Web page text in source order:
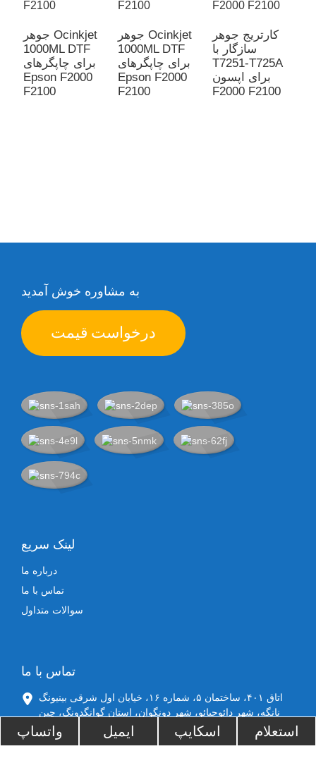
جوهر Ocinkjet
1000ML DTF
برای چاپگرهای
Epson F2000
F2100
جوهر Ocinkjet
1000ML DTF
برای چاپگرهای
Epson F2000
F2100
کارتریج جوهر
سازگار با
T7251-T725A
برای اپسون
F2000 F2100
به مشاوره خوش آمدید
درخواست قیمت
لینک سریع
درباره ما
تماس با ما
سوالات متداول
تماس با ما
اتاق ۴۰۱، ساختمان ۵، شماره ۱۶، خیابان اول شرقی بینیونگ
نانگه، شهر دائوجیائو، شهر دونگوان، استان گوانگدونگ، چین
تلفن: +86 17707697471
واتساپ ایمیل اسکایپ استعلام